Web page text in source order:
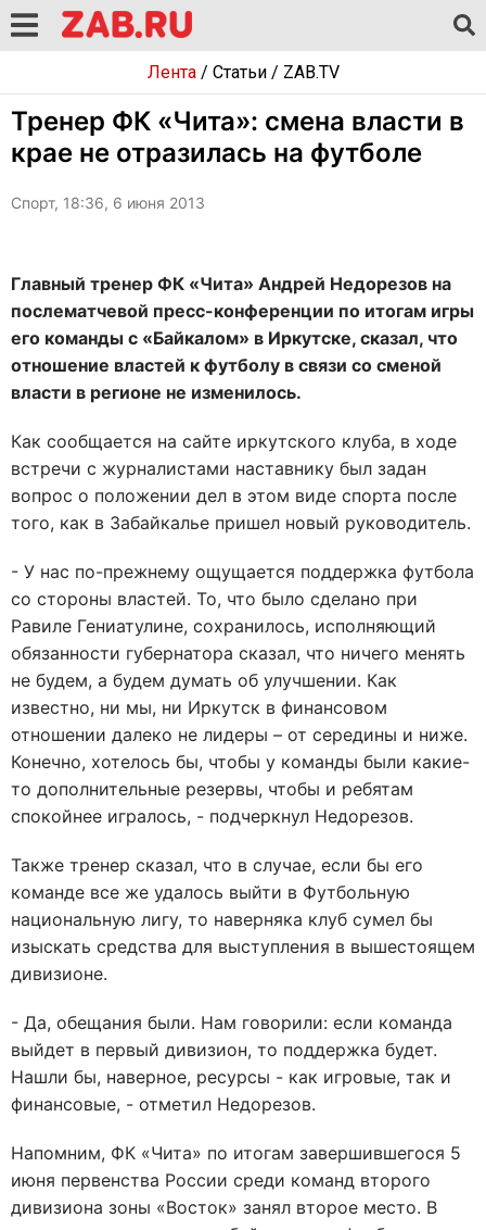
Лента/ Статьи/ ZAB.TV
Тренер ФК «Чита»: смена власти в
крае не отразилась на футболе
Спорт, 18:36, 6 июня 2013
Главный тренер ФК «Чита» Андрей Недорезов на
послематчевой пресс-конференции по итогам игры
его команды с «Байкалом» в Иркутске, сказал, что
отношение властей к футболу в связи со сменой
власти в регионе не изменилось.
Как сообщается на сайте иркутского клуба, в ходе
встречи с журналистами наставнику был задан
вопрос о положении дел в этом виде спорта после
того, как в Забайкалье пришел новый руководитель.
- У нас по-прежнему ощущается поддержка футбола
со стороны властей. То, что было сделано при
Равиле Гениатулине, сохранилось, исполняющий
обязанности губернатора сказал, что ничего менять
не будем, а будем думать об улучшении. Как
известно, ни мы, ни Иркутск в финансовом
отношении далеко не лидеры – от середины и ниже.
Конечно, хотелось бы, чтобы у команды были какие-
то дополнительные резервы, чтобы и ребятам
спокойнее игралось, - подчеркнул Недорезов.
Также тренер сказал, что в случае, если бы его
команде все же удалось выйти в Футбольную
национальную лигу, то наверняка клуб сумел бы
изыскать средства для выступления в вышестоящем
дивизионе.
- Да, обещания были. Нам говорили: если команда
выйдет в первый дивизион, то поддержка будет.
Нашли бы, наверное, ресурсы - как игровые, так и
финансовые, - отметил Недорезов.
Напомним, ФК «Чита» по итогам завершившегося 5
июня первенства России среди команд второго
дивизиона зоны «Восток» занял второе место. В